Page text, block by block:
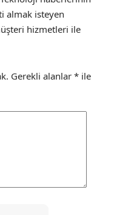
almak isteyen
hizmetleri ile
Gerekli alanlar * ile